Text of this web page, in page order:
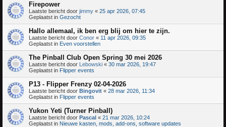
Firepower
Laatste bericht door jimmy « 25 apr 2026, 07:45
Geplaatst in Gezocht
Hallo allemaal, ik ben erg blij om hier te zijn.
Laatste bericht door Conor « 11 apr 2026, 09:35
Geplaatst in Even voorstellen
The Pinball Club Open Spring 30 mei 2026
Laatste bericht door Lebowski « 30 mar 2026, 19:47
Geplaatst in Flipper events
P13 - Flipper Frenzy 02-04-2026
Laatste bericht door Bingovit « 28 mar 2026, 11:34
Geplaatst in Flipper events
Yukon Yeti (Turner Pinball)
Laatste bericht door Pascal « 21 mar 2026, 10:24
Geplaatst in Nieuwe kasten, mods, add-ons, software updates